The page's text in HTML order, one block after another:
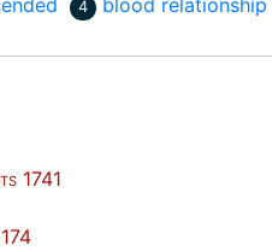
4 blood relationship
1741
174